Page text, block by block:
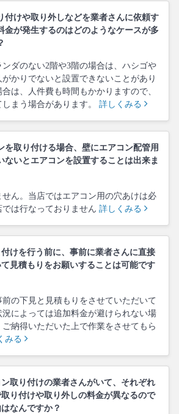
付けや取り外しなどを業者さんに依頼す
金が発生するのはどのようなケースが多
ダのない2階や3階の場合は、ハシゴや
かりでないと設置できないことがあり
は、人件費も時間もかかりますので、
まう場合があります。 詳しくみる
を取り付ける場合、壁にエアコン配管用
ないとエアコンを設置することは出来ま
ん。当店ではエアコン用の穴あけは必
は行なっておりません 詳しくみる
けを行う前に、事前に業者さんに直接
見積もりをお願いすることは可能です
の下見と見積もりをさせていただいて
によっては追加料金が避けられない場
納得いただいた上で作業をさせてもら
みる
取り付けの業者さんがいて、それぞれ
り付けや取り外しの料金が異なるので
なんですか？